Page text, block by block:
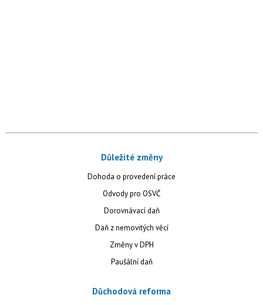
Důležité změny
Dohoda o provedení práce
Odvody pro OSVČ
Dorovnávací daň
Daň z nemovitých věcí
Změny v DPH
Paušální daň
Důchodová reforma